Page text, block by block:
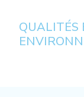
QUALITÉS